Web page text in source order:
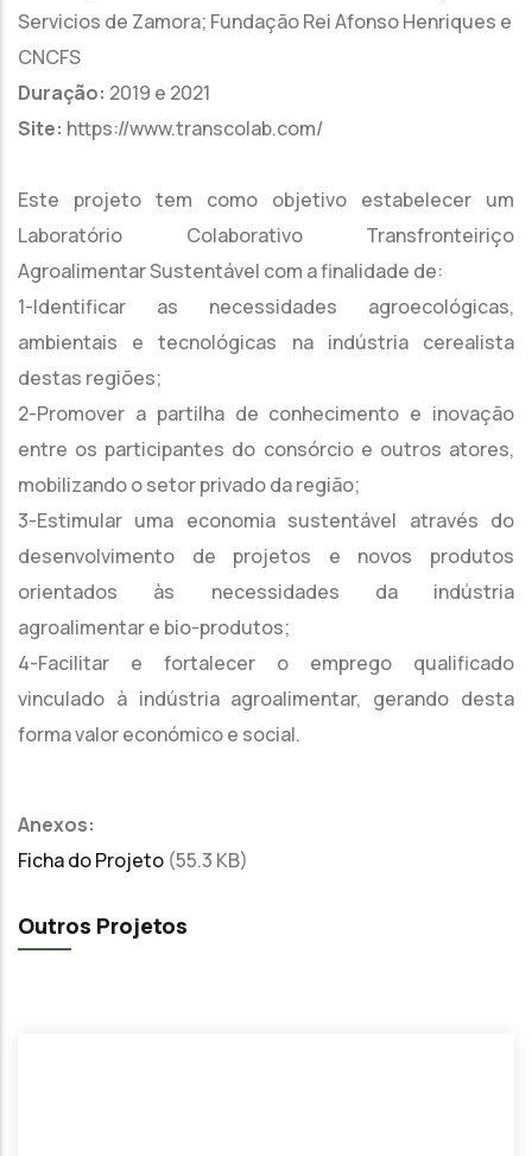
Servicios de Zamora; Fundação Rei Afonso Henriques e
CNCFS
Duração: 2019 e 2021
Site: https://www.transcolab.com/
Este projeto tem como objetivo estabelecer um
Laboratório Colaborativo Transfronteiriço
Agroalimentar Sustentável com a finalidade de:
1-Identificar as necessidades agroecológicas,
ambientais e tecnológicas na indústria cerealista
destas regiões;
2-Promover a partilha de conhecimento e inovação
entre os participantes do consórcio e outros atores,
mobilizando o setor privado da região;
3-Estimular uma economia sustentável através do
desenvolvimento de projetos e novos produtos
orientados às necessidades da indústria
agroalimentar e bio-produtos;
4-Facilitar e fortalecer o emprego qualificado
vinculado à indústria agroalimentar, gerando desta
forma valor económico e social.
Anexos:
Ficha do Projeto (55.3 KB)
Outros Projetos